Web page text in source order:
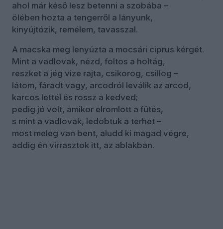
ahol már késő lesz betenni a szobába –
ölében hozta a tengerről a lányunk,
kinyújtózik, remélem, tavasszal.
A macska meg lenyúzta a mocsári ciprus kérgét.
Mint a vadlovak, nézd, foltos a holtág,
reszket a jég vize rajta, csikorog, csillog –
látom, fáradt vagy, arcodról leválik az arcod,
karcos lettél és rossz a kedved;
pedig jó volt, amikor elromlott a fűtés,
s mint a vadlovak, ledobtuk a terhet –
most meleg van bent, aludd ki magad végre,
addig én virrasztok itt, az ablakban.